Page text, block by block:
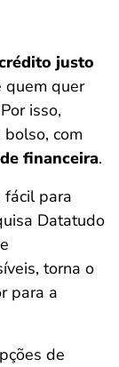
justo
quem quer
isso,
com
financeira.
fácil para
Datatudo
torna o
para a
de